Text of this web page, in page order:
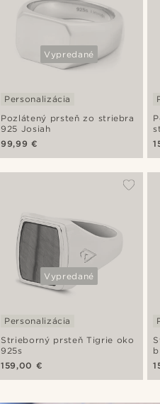
Vypredané
Pozlátený prsteň zo striebra
925 Josiah
Personalizácia
99,99 €
Vypredané
Strieborný prsteň Tigrie oko
925s
Personalizácia
159,00 €